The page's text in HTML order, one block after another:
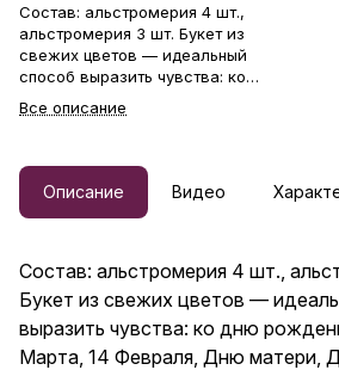
Состав: альстромерия 4 шт.,
альстромерия 3 шт. Букет из
свежих цветов — идеальный
способ выразить чувства: ко
Марта, 14 Февраля, Дню
бабушки и дедушки или просто
в знак внимания и заботы.
отличный подарок бабушке,
маме, любимой женщине,
жене, подруге, сестре,
друзьям и коллеге.
Все описание
Описание Видео
Состав: альстромерия 4 шт.,
Букет из свежих цветов —
выразить чувства: ко дню
Марта, 14 Февраля, Дню матери,